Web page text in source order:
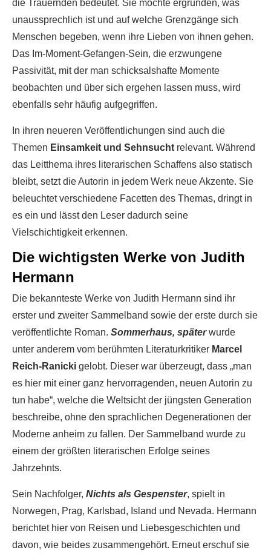
die Trauernden bedeutet. Sie möchte ergründen, was
unaussprechlich ist und auf welche Grenzgänge sich
Menschen begeben, wenn ihre Lieben von ihnen gehen.
Das Im-Moment-Gefangen-Sein, die erzwungene
Passivität, mit der man schicksalshafte Momente
beobachten und über sich ergehen lassen muss, wird
ebenfalls sehr häufig aufgegriffen.
In ihren neueren Veröffentlichungen sind auch die
Themen Einsamkeit und Sehnsucht relevant. Während
das Leitthema ihres literarischen Schaffens also statisch
bleibt, setzt die Autorin in jedem Werk neue Akzente. Sie
beleuchtet verschiedene Facetten des Themas, dringt in
es ein und lässt den Leser dadurch seine
Vielschichtigkeit erkennen.
Die wichtigsten Werke von Judith
Hermann
Die bekannteste Werke von Judith Hermann sind ihr
erster und zweiter Sammelband sowie der erste durch sie
veröffentlichte Roman. Sommerhaus, später wurde
unter anderem vom berühmten Literaturkritiker Marcel
Reich-Ranicki gelobt. Dieser war überzeugt, dass „man
es hier mit einer ganz hervorragenden, neuen Autorin zu
tun habe“, welche die Weltsicht der jüngsten Generation
beschreibe, ohne den sprachlichen Degenerationen der
Moderne anheim zu fallen. Der Sammelband wurde zu
einem der größten literarischen Erfolge seines
Jahrzehnts.
Sein Nachfolger, Nichts als Gespenster, spielt in
Norwegen, Prag, Karlsbad, Island und Nevada. Hermann
berichtet hier von Reisen und Liebesgeschichten und
davon, wie beides zusammengehört. Erneut erschuf sie